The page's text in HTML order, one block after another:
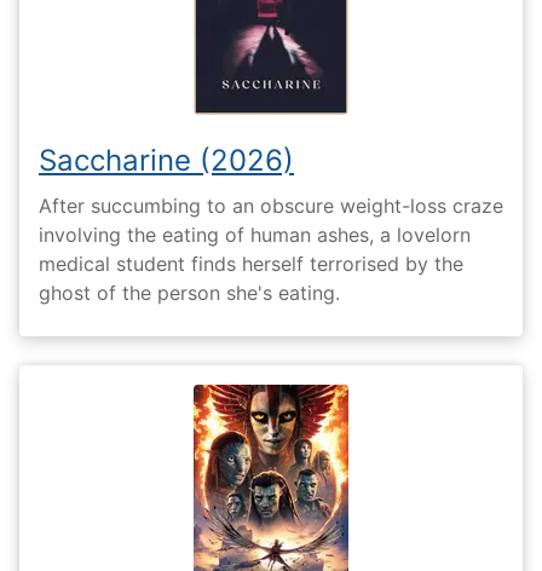
Saccharine (2026)
After succumbing to an obscure weight-loss craze
involving the eating of human ashes, a lovelorn
medical student finds herself terrorised by the
ghost of the person she's eating.